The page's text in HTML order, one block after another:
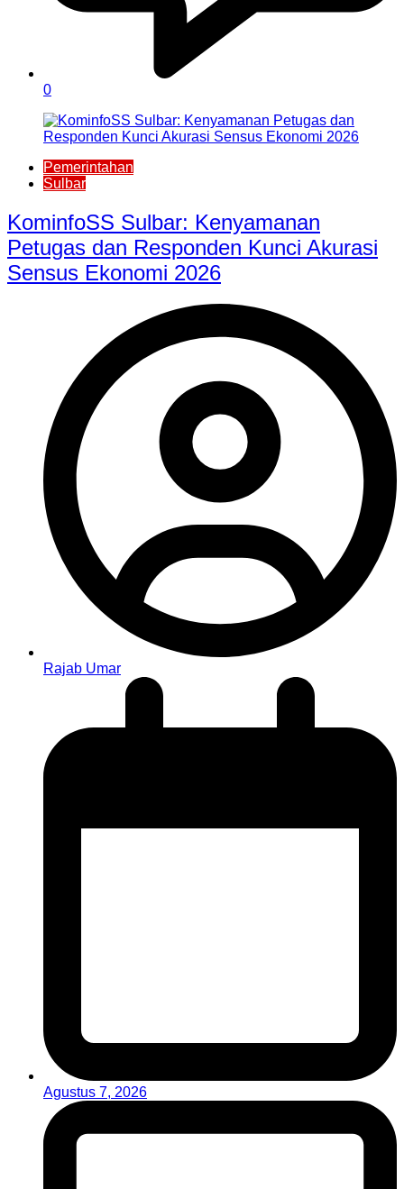
0
Pemerintahan
Sulbar
KominfoSS Sulbar: Kenyamanan
Petugas dan Responden Kunci Akurasi
Sensus Ekonomi 2026
Rajab Umar
Agustus 7, 2026